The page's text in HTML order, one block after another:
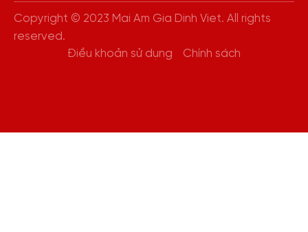
Copyright © 2023 Mai Am Gia Dinh Viet. All rights
reserved.
Điều khoản sử dụng
Chính sách